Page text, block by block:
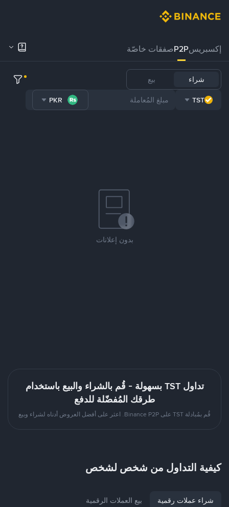
إكسبريسP2Pصفقات خاصّة
شراء بيع
TST
PKR
بدون إعلانات
تداول TST بسهولة - قُم بالشراء والبيع باستخدام
طرقك المُفضّلة للدفع
قُم بمُبادلة TST على Binance P2P. اعثر على أفضل العروض أدناه لشراء وبيع
كيفية التداول من شخص لشخص
شراء عملات رقمية بيع العملات الرقمية